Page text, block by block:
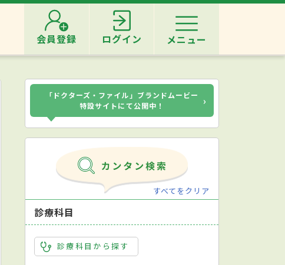
会員登録 ログイン メニュー
「ドクターズ・ファイル」ブランドムービー
特設サイトにて公開中！
›
すべてをクリア
診療科目
診療科目から探す